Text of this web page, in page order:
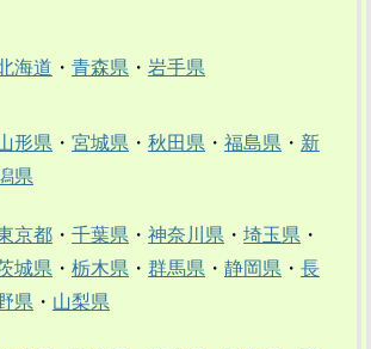
海道 ・ 青森県 ・ 岩手県
形県 ・ 宮城県 ・ 秋田県 ・ 福島県 ・ 新
県
京都 ・ 千葉県 ・ 神奈川県 ・ 埼玉県 ・
城県 ・ 栃木県 ・ 群馬県 ・ 静岡県 ・ 長
県 ・ 山梨県